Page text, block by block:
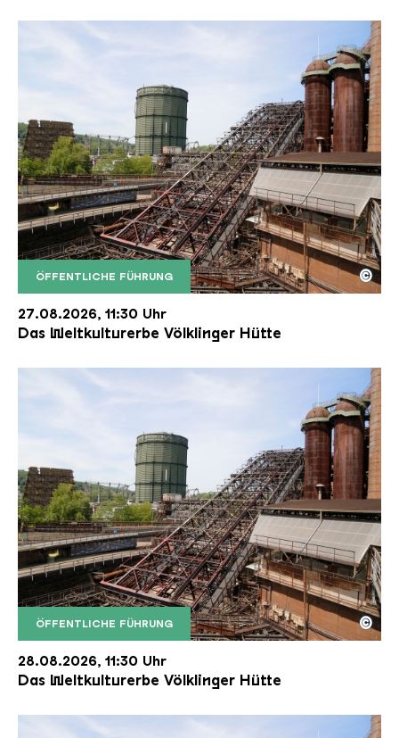
ÖFFENTLICHE FÜHRUNG
Der Erzschrägaufzug der Völklinger Hütte mit
Copyright: Weltkulturerbe Völklinger Hütte | Karl
©
27.08.2026, 11:30 Uhr
Das Weltkulturerbe Völklinger Hütte
ÖFFENTLICHE FÜHRUNG
Der Erzschrägaufzug der Völklinger Hütte mit
Copyright: Weltkulturerbe Völklinger Hütte | Karl
©
28.08.2026, 11:30 Uhr
Das Weltkulturerbe Völklinger Hütte